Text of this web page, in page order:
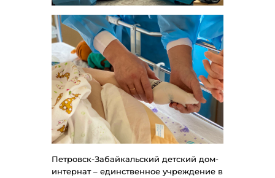
Петровск-Забайкальский детский дом-
интернат – единственное учреждение в